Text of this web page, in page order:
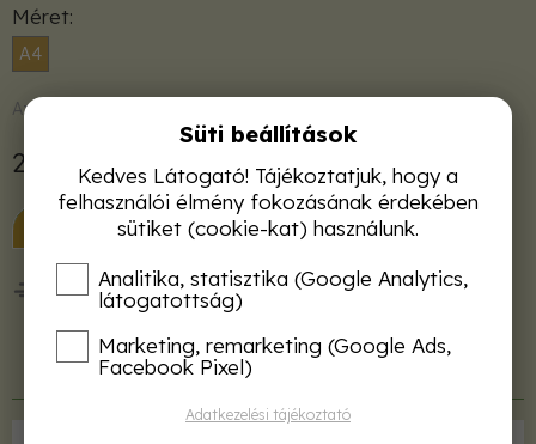
Méret
A4
Azonnal raktárról
2 970 Ft
KOSÁRBA
50 000 Ft felett ingyenes kiszállítás!
Termékleírás
Süti beállítások
Kedves Látogató! Tájékoztatjuk, hogy a
felhasználói élmény fokozásának érdekében
sütiket (cookie-kat) használunk.
Analitika, statisztika (Google Analytics,
látogatottság)
Marketing, remarketing (Google Ads,
Facebook Pixel)
Adatkezelési tájékoztató